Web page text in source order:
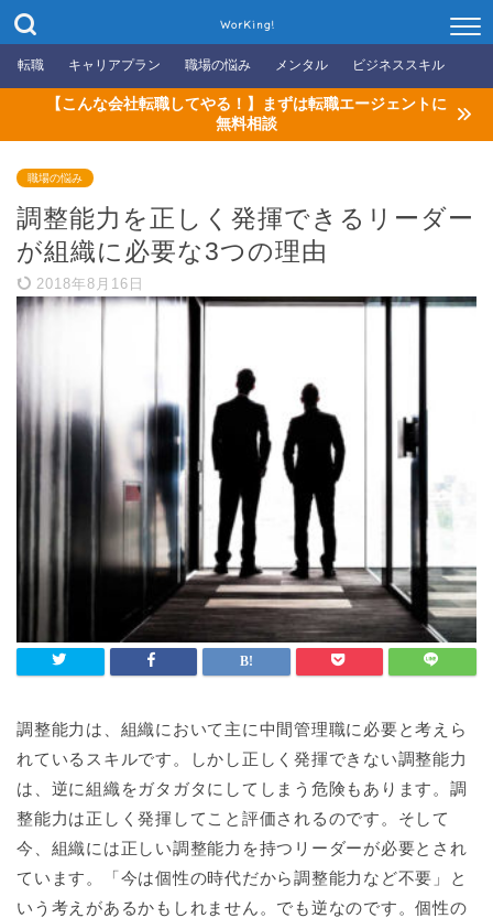
WorKing!
転職 キャリアプラン 職場の悩み メンタル ビジネススキル
【こんな会社転職してやる！】まずは転職エージェントに
無料相談
職場の悩み
調整能力を正しく発揮できるリーダー
が組織に必要な3つの理由
2018年8月16日
調整能力は、組織において主に中間管理職に必要と考えら
れているスキルです。しかし正しく発揮できない調整能力
は、逆に組織をガタガタにしてしまう危険もあります。調
整能力は正しく発揮してこと評価されるのです。そして
今、組織には正しい調整能力を持つリーダーが必要とされ
ています。「今は個性の時代だから調整能力など不要」と
いう考えがあるかもしれません。でも逆なのです。個性の